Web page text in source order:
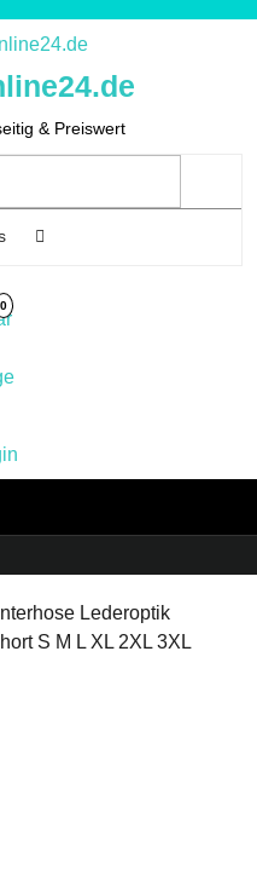
& Preiswert
0
Lederoptik
S M L XL 2XL 3XL